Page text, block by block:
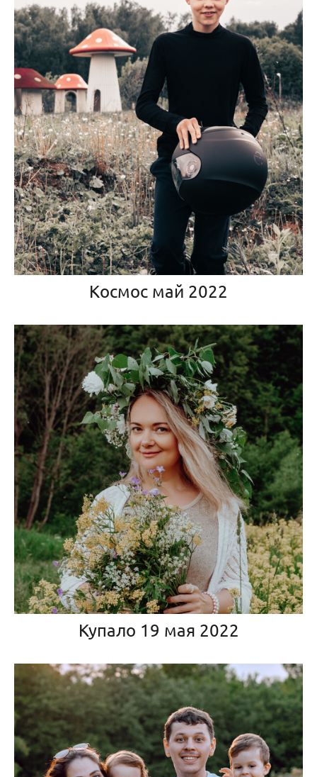
Космос май 2022
Купало 19 мая 2022